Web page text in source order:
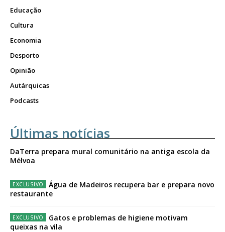
Educação
Cultura
Economia
Desporto
Opinião
Autárquicas
Podcasts
Últimas notícias
DaTerra prepara mural comunitário na antiga escola da
Mélvoa
Água de Madeiros recupera bar e prepara novo
restaurante
Gatos e problemas de higiene motivam
queixas na vila